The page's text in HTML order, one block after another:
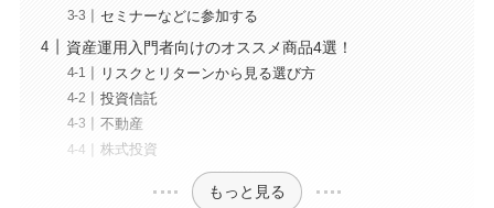
セミナーなどに参加する
資産運用入門者向けのオススメ商品4選！
リスクとリターンから見る選び方
投資信託
不動産
株式投資
もっと見る